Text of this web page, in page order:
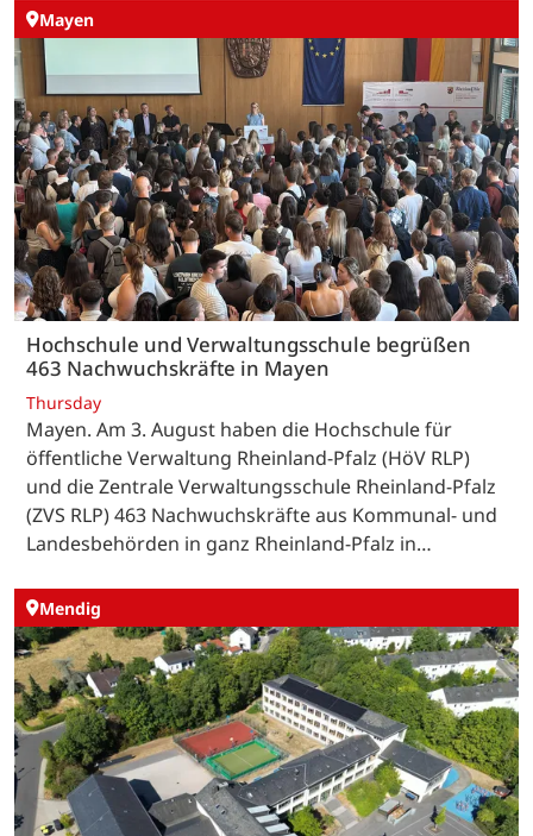
Mayen
Hochschule und Verwaltungsschule begrüßen
463 Nachwuchskräfte in Mayen
Thursday
Mayen. Am 3. August haben die Hochschule für
öffentliche Verwaltung Rheinland-Pfalz (HöV RLP)
und die Zentrale Verwaltungsschule Rheinland-Pfalz
(ZVS RLP) 463 Nachwuchskräfte aus Kommunal- und
Landesbehörden in ganz Rheinland-Pfalz in…
Mendig